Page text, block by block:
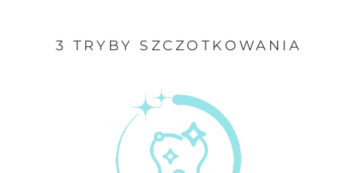
3 TRYBY SZCZOTKOWANIA
Kazachstan
8/10/26
Oczekiwany czas dostawy